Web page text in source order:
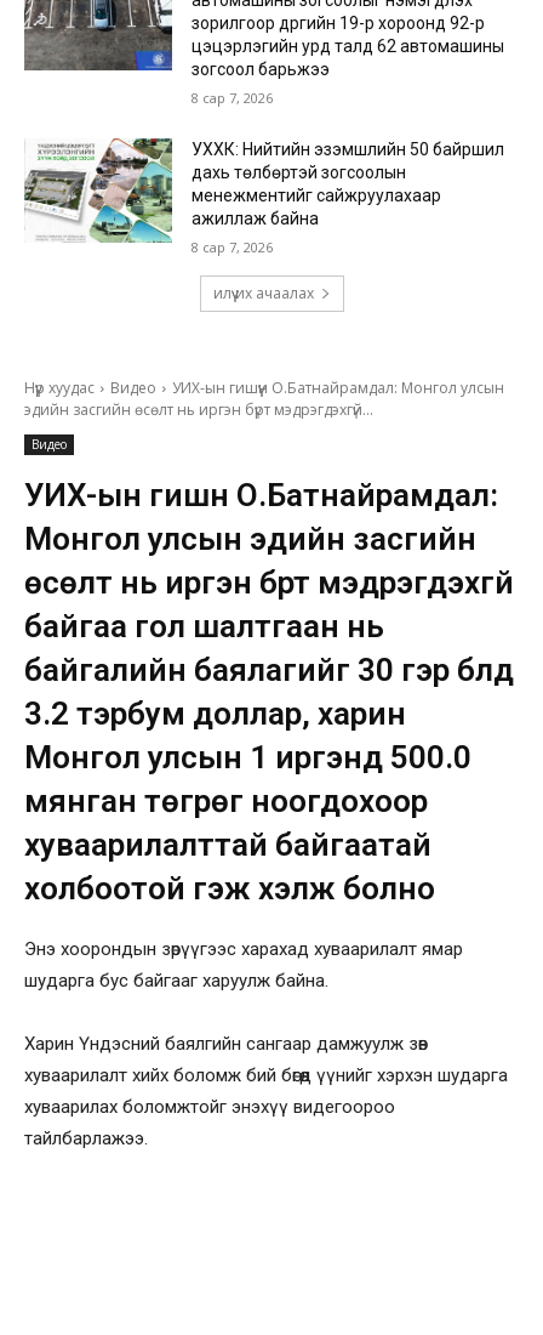
зорилгоор дүүргийн 19-р хороонд 92-р
цэцэрлэгийн урд талд 62 автомашины
зогсоол барьжээ
8 сар 7, 2026
УХХК: Нийтийн эзэмшлийн 50 байршил
дахь төлбөртэй зогсоолын
менежментийг сайжруулахаар
ажиллаж байна
8 сар 7, 2026
илүү их ачаалах